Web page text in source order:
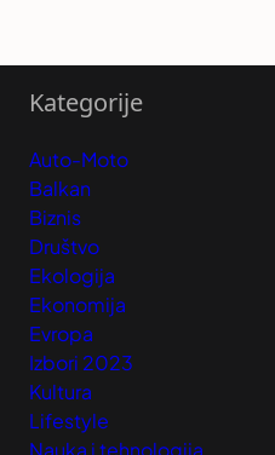
Kategorije
Auto-Moto
Balkan
Biznis
Društvo
Ekologija
Ekonomija
Evropa
Izbori 2023
Kultura
Lifestyle
Nauka i tehnologija